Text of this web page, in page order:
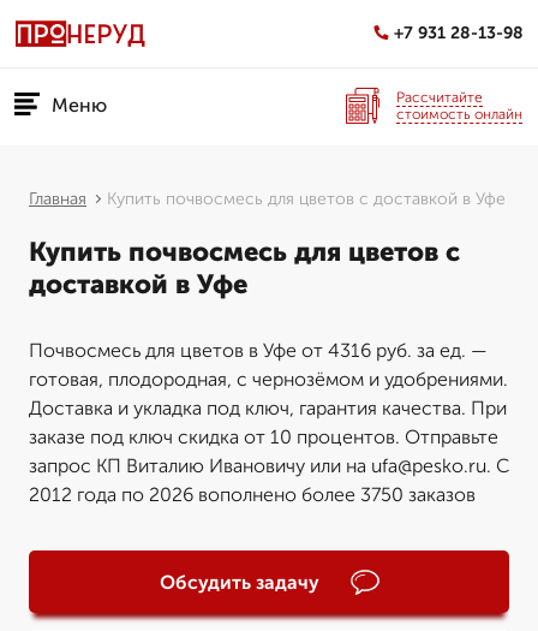
+7 931 28-13-98
Меню
Рассчитайте
стоимость онлайн
Главная Купить почвосмесь для цветов с доставкой в Уфе
Купить почвосмесь для цветов с
доставкой в Уфе
Почвосмесь для цветов в Уфе от 4316 руб. за ед. —
готовая, плодородная, с чернозёмом и удобрениями.
Доставка и укладка под ключ, гарантия качества. При
заказе под ключ скидка от 10 процентов. Отправьте
запрос КП Виталию Ивановичу или на ufa@pesko.ru. С
2012 года по 2026 вополнено более 3750 заказов
Обсудить задачу